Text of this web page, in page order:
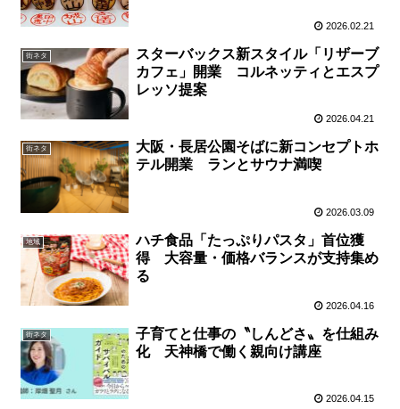
2026.02.21
街ネタ
スターバックス新スタイル「リザーブ
カフェ」開業 コルネッティとエスプ
レッソ提案
2026.04.21
街ネタ
大阪・長居公園そばに新コンセプトホ
テル開業 ランとサウナ満喫
2026.03.09
地域
ハチ食品「たっぷりパスタ」首位獲
得 大容量・価格バランスが支持集め
る
2026.04.16
街ネタ
子育てと仕事の〝しんどさ〟を仕組み
化 天神橋で働く親向け講座
2026.04.15